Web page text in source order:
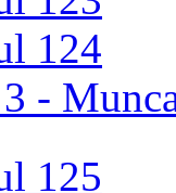
124
-
125